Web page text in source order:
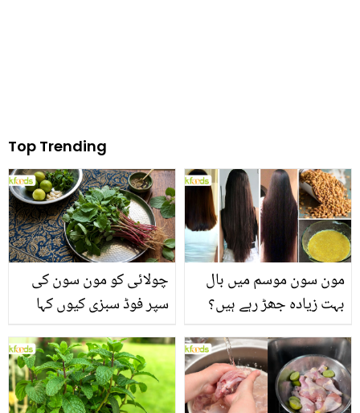
Top Trending
چولائی کو مون سون کی
سپر فوڈ سبزی کیوں کہا
منرلز اور اینٹی آکسیڈنٹس
سے بھرپور اس سبزی کے
فائدے
مون سون موسم میں بال
بہت زیادہ جھڑ رہے ہیں؟
بنانے کے چند قدرتی طریقے